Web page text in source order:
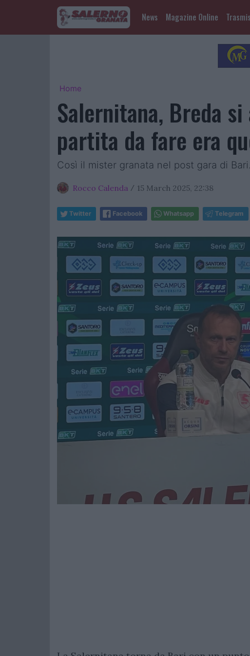
News Magazine Online
Home
Salernitana, Breda
partita da fare era
Così il mister granata nel post gara di Bari.
Rocco Calenda / 15 March 2025, 22:38
Twitter Facebook Whatsapp Telegram